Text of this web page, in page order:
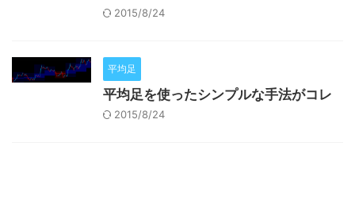
2015/8/24
平均足
平均足を使ったシンプルな手法がコレ
2015/8/24